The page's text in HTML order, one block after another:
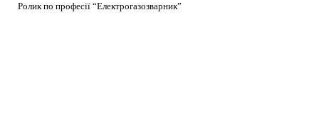
Ролик по професії “Електрогазозварник”